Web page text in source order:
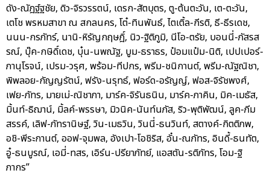
ดัง-ณัฎฐ์ฐชัย, ดิว-จิรวรรตน์, เดรก-สัตบุตร, ตู-ต้นตะวัน, เต-ตะวัน,
เตโช พรหมสาขา ณ สกลนคร, โต๋-ทินพันธ์, ไตเติ้ล-กีรติ, ธี-ธีรเดช,
นนน-กรภัทร์, นานิ-หิรัญกฤษฎิ์, นิว-ฐิติภูมิ, นีโอ-ตรัย, บอนนี่-ภัสรส
รณ์, บุ๊ค-กษิดิ์เดช, บุ๋น-นพณัฐ, บูม-ธราธร, ป๋อมแป๋ม-นิติ, เปปเปอร์-
ภานุโรจน์, เปรม-วรุศ, พร้อม-ทีปกร, พรีม-ชนิกานต์, พรีม-ณัฐณิชา,
พิพลอย-กัญญรัตน์, ฟรัง-นรุทธ์, ฟอร์ด-อรัญญ์, ฟอส-จิรัชพงศ์,
เฟย-ภัทร, มายเม่-ณิชาภา, มาร์ค-จิรันธนิน, มาร์ค-ภาคิน, มิค-เมธัส,
มิ้นท์-ธิฌาน์, มิ้ลค์-พรรษา, มิวนิค-นันท์นภัส, ริว-พุติพัฒน์, ลูค-ภีม
สรรค์, เลิฟ-ภัทรานิษฐ์, วิน-เมธวิน, วินนี่-ธนวินท์, สตางค์-กิตติภพ,
อชิ-พีระกานต์, ออฟ-จุมพล, อังเปา-โอชิริส, อั๋น-ณภัทร, อินดี้-ธนทัต,
อู๋-ธนบูรณ์, เอมี่-ทสร, เอิร์น-ปรียาภัทย์, แอสตัน-รติภัทร, โอม-ฐิ
ภากร”